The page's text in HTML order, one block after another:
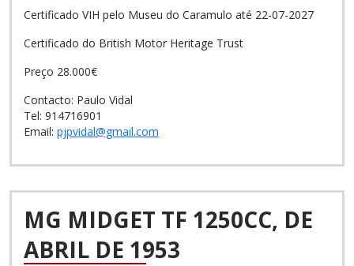
Certificado VIH pelo Museu do Caramulo até 22-07-2027
Certificado do British Motor Heritage Trust
Preço 28.000€
Contacto: Paulo Vidal
Tel: 914716901
Email: pjpvidal@gmail.com
MG MIDGET TF 1250CC, DE
ABRIL DE 1953